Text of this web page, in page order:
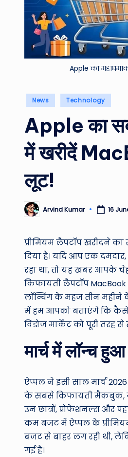
Apple का
Posted
News Technology
Apple का
में खरीदें
लूट!
Posted
by
Arvind Kumar 16
प्रीमियम लैपटॉप खरीदने
दिया है। यदि आप एक
रहा था, तो यह खबर आपके
किफायती लैपटॉप
लॉन्चिंग के महज तीन महीने
में हम आपको बताएंगे कि कैसे
विंडोज मार्केट को पूरी तरह
मार्च में लॉन्च
ऐप्पल ने इसी साल मार्च
के सबसे किफायती मैकबुक,
उन छात्रों, प्रोफेशनल्स और
कम बजट में ऐप्पल के
बजट से बाहर लग रही थी,
गई है।